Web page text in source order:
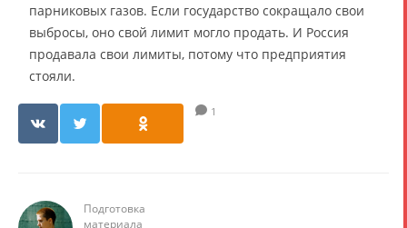
парниковых газов. Если государство сокращало свои
выбросы, оно свой лимит могло продать. И Россия
продавала свои лимиты, потому что предприятия
стояли.
1
Подготовка
материала